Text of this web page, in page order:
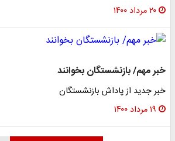
۲۰ مرداد ۱۴۰۰
خبر مهم/ بازنشستگان بخوانند
خبر جدید از پاداش بازنشستگان
۱۹ مرداد ۱۴۰۰